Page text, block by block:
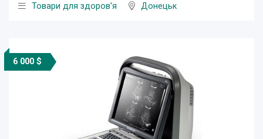
Товари для здоров'я
Донецьк
6 000 $